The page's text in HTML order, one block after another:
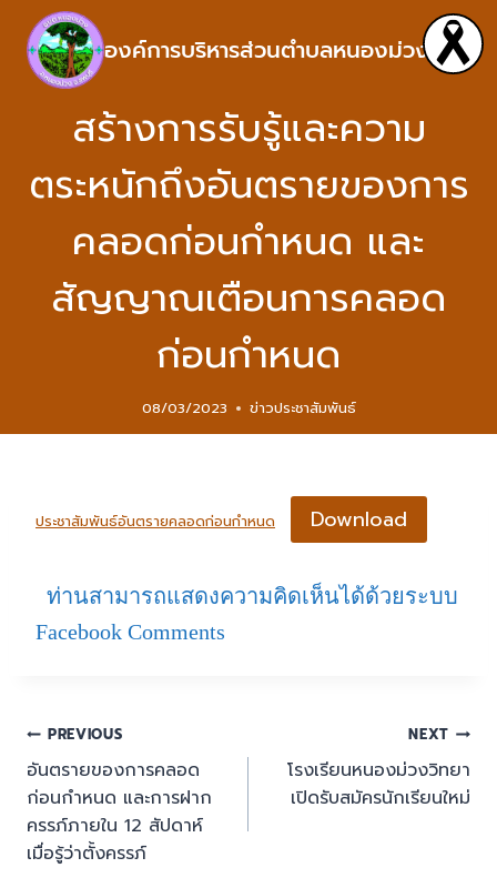
องค์การบริหารส่วนตำบลหนองม่วง
สร้างการรับรู้และความ
ตระหนักถึงอันตรายของการ
คลอดก่อนกำหนด และ
สัญญาณเตือนการคลอด
ก่อนกำหนด
08/03/2023 ข่าวประชาสัมพันธ์
ประชาสัมพันธ์อันตรายคลอดก่อนกำหนด Download
ท่านสามารถแสดงความคิดเห็นได้ด้วยระบบ
Facebook Comments
PREVIOUS
อันตรายของการคลอด
ก่อนกำหนด และการฝาก
ครรภ์ภายใน 12 สัปดาห์
เมื่อรู้ว่าตั้งครรภ์
NEXT
โรงเรียนหนองม่วงวิทยา
เปิดรับสมัครนักเรียนใหม่